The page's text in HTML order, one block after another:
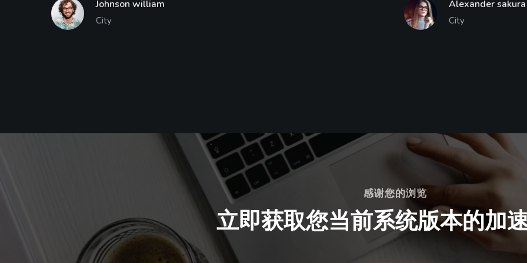
Johnson william
City
Alexander sakura
City
感谢您的浏览
立即获取您当前系统版本的加